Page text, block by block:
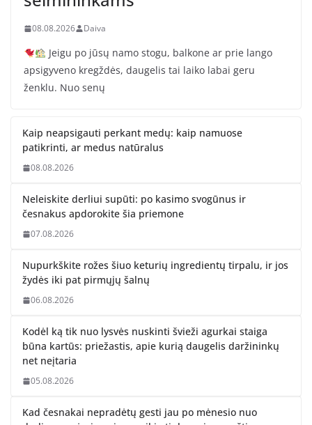
08.08.2026 Daiva
Jeigu po jūsų namo stogu, balkone ar prie lango
apsigyveno kregždės, daugelis tai laiko labai geru
ženklu. Nuo senų
Kaip neapsigauti perkant medų: kaip namuose
patikrinti, ar medus natūralus
08.08.2026
Neleiskite derliui supūti: po kasimo svogūnus ir
česnakus apdorokite šia priemone
07.08.2026
Nupurkškite rožes šiuo keturių ingredientų tirpalu, ir jos
žydės iki pat pirmųjų šalnų
06.08.2026
Kodėl ką tik nuo lysvės nuskinti švieži agurkai staiga
būna kartūs: priežastis, apie kurią daugelis daržininkų
net neįtaria
05.08.2026
Kad česnakai nepradėtų gesti jau po mėnesio nuo